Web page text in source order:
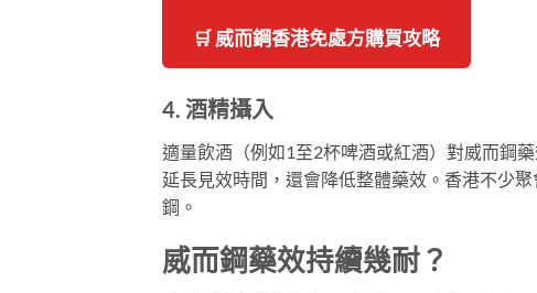
🛒 威而鋼香港免處方購買攻略
4. 酒精攝入
適量飲酒（例如1至2杯啤酒或紅酒）對威而鋼
延長見效時間，還會降低整體藥效。香港不少
鋼。
威而鋼藥效持續幾耐？